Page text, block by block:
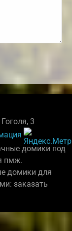
3
домики под
пмж.
домики для
заказать